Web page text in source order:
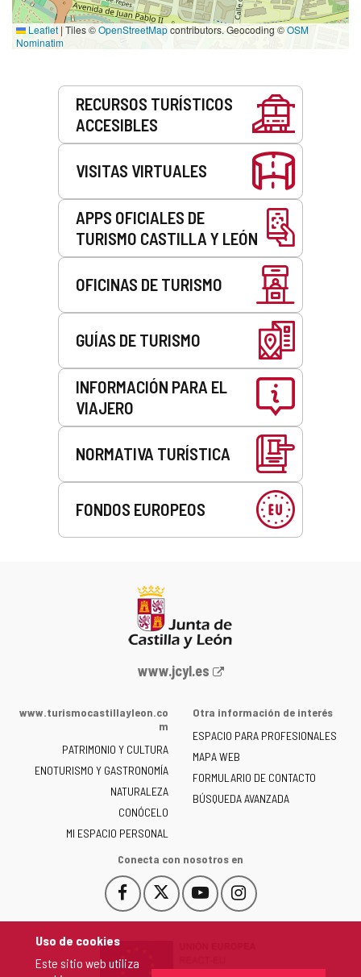
Uso de cookies
Este sitio web utiliza
Leaflet |Tiles ©OpenStreetMapcontributors. Geocoding ©OSM
Nominatim
RECURSOS TURÍSTICOS
ACCESIBLES
VISITAS VIRTUALES
APPS OFICIALES DE
TURISMO CASTILLA Y LEÓN
OFICINAS DE TURISMO
GUÍAS DE TURISMO
INFORMACIÓN PARA EL
VIAJERO
NORMATIVA TURÍSTICA
FONDOS EUROPEOS
Portal
la
de
Castilla
y
León
-
www.jcyl.es
www.turismocastillayleon.co
m
PATRIMONIO Y CULTURA
ENOTURISMO Y GASTRONOMÍA
NATURALEZA
CONÓCELO
MI ESPACIO PERSONAL
Otra información de interés
ESPACIO PARA PROFESIONALES
MAPA WEB
FORMULARIO DE CONTACTO
BÚSQUEDA AVANZADA
Conecta con nosotros en
Facebook
Este
enlace
en
Este
enlace
YouTube
Este
enlace
Instagram
Este
enlace